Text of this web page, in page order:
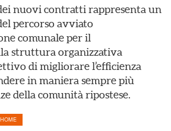
nuovi contratti rappresenta un
percorso avviato
comunale per il
struttura organizzativa
di migliorare l’efficienza
in maniera sempre più
della comunità ripostese.